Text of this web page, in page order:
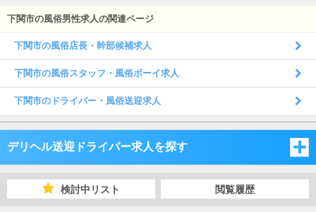
下関市の風俗男性求人の関連ページ
下関市の風俗店長・幹部候補求人
下関市の風俗スタッフ・風俗ボーイ求人
下関市のドライバー・風俗送迎求人
デリヘル送迎ドライバー求人を探す
福岡県
検討中リスト 閲覧履歴